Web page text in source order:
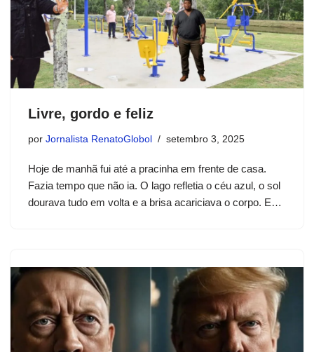
Livre, gordo e feliz
por Jornalista RenatoGlobol setembro 3, 2025
Hoje de manhã fui até a pracinha em frente de casa.
Fazia tempo que não ia. O lago refletia o céu azul, o sol
dourava tudo em volta e a brisa acariciava o corpo. E…